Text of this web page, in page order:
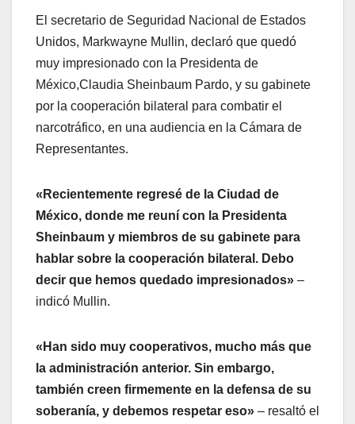
El secretario de Seguridad Nacional de Estados
Unidos, Markwayne Mullin, declaró que quedó
muy impresionado con la Presidenta de
México,Claudia Sheinbaum Pardo, y su gabinete
por la cooperación bilateral para combatir el
narcotráfico, en una audiencia en la Cámara de
Representantes.
«Recientemente regresé de la Ciudad de
México, donde me reuní con la Presidenta
Sheinbaum y miembros de su gabinete para
hablar sobre la cooperación bilateral. Debo
decir que hemos quedado impresionados» –
indicó Mullin.
«Han sido muy cooperativos, mucho más que
la administración anterior. Sin embargo,
también creen firmemente en la defensa de su
soberanía, y debemos respetar eso» – resaltó el